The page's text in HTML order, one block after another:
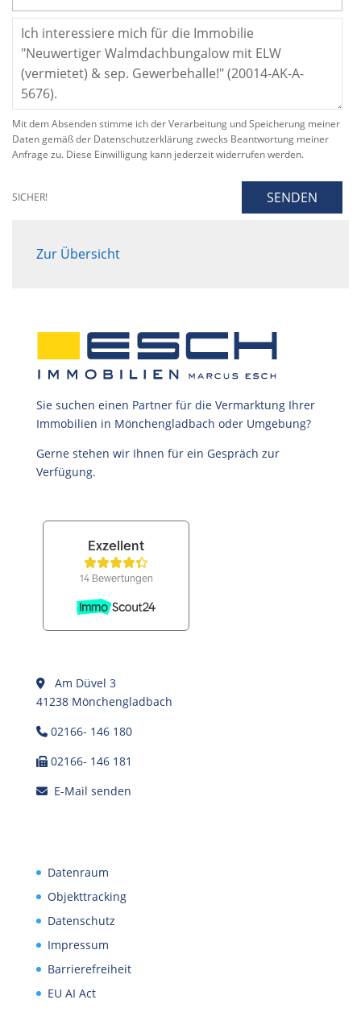
Mit dem Absenden stimme ich der Verarbeitung und Speicherung meiner
Daten gemäß der Datenschutzerklärung zwecks Beantwortung meiner
Anfrage zu. Diese Einwilligung kann jederzeit widerrufen werden.
SICHER! SENDEN
Zur Übersicht
Sie suchen einen Partner für die Vermarktung Ihrer
Immobilien in Mönchengladbach oder Umgebung?
Gerne stehen wir Ihnen für ein Gespräch zur
Verfügung.
Am Düvel 3
41238 Mönchengladbach
02166- 146 180
02166- 146 181
E-Mail senden
Datenraum
Objekttracking
Datenschutz
Impressum
Barrierefreiheit
EU AI Act